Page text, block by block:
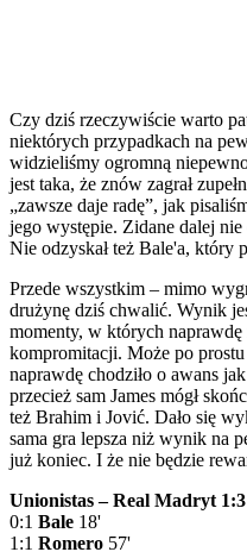
Czy dziś rzeczywiście warto
niektórych przypadkach na
widzieliśmy ogromną
jest taka, że znów zagrał
„zawsze daje radę”, jak
jego występie. Zidane dalej nie
Nie odzyskał też Bale'a, który
Przede wszystkim – mimo
drużynę dziś chwalić. Wynik
momenty, w których naprawdę
kompromitacji. Może po
naprawdę chodziło o awans
przecież sam James mógł
też Brahim i Jović. Dało się
sama gra lepsza niż wynik na
już koniec. I że nie będzie
Unionistas – Real Madryt
0:1 Bale 18'
1:1 Romero 57'